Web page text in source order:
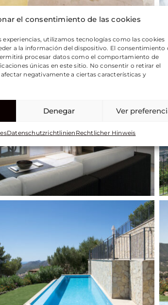
el consentimiento de las cookies
experiencias, utilizamos tecnologías como las cookies
a la información del dispositivo. El consentimiento
procesar datos como el comportamiento de
únicas en este sitio. No consentir o retirar el
negativamente a ciertas características y
Denegar Ver
Datenschutzrichtlinien Rechtlicher Hinweis